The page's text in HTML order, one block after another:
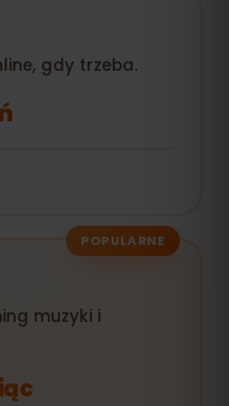
gdy trzeba.
POPULARNE
muzyki i